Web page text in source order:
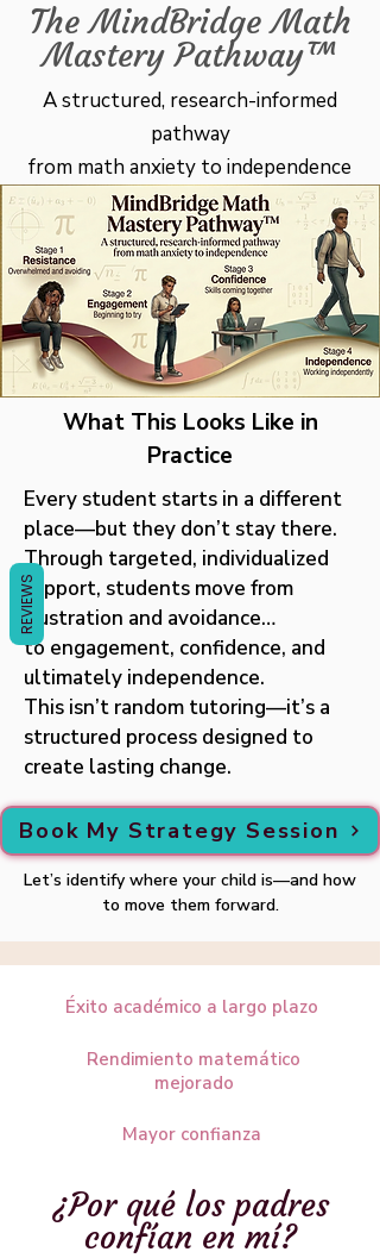
The MindBridge Math
Mastery Pathway™
A structured, research-informed
pathway
from math anxiety to independence
What This Looks Like in
Practice
Every student starts in a different
place—but they don’t stay there.
Through targeted, individualized
support, students move from
frustration and avoidance…
to engagement, confidence, and
ultimately independence.
This isn’t random tutoring—it’s a
structured process designed to
create lasting change.
Book My Strategy Session
Let’s identify where your child is—and how
to move them forward.
Éxito académico a largo plazo
Rendimiento matemático
mejorado
Mayor confianza
¿Por qué los padres
confían en mí?
REVIEWS